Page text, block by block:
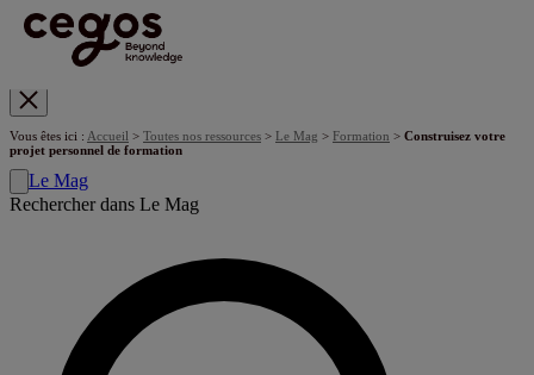
Vous êtes ici : Accueil > Toutes nos ressources > Le Mag > Formation > Construisez votre
projet personnel de formation
Le Mag
Rechercher dans Le Mag